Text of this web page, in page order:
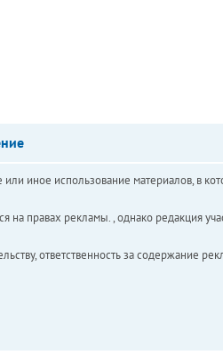
иное использование материалов, в
правах рекламы. , однако редакция
ответственность за содержание